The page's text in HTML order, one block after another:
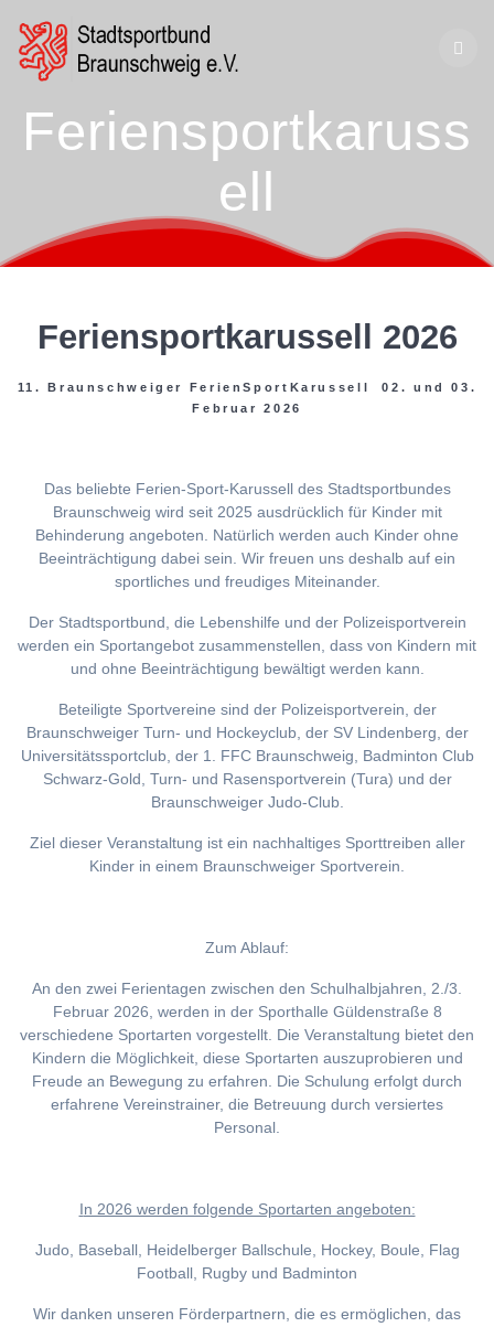
Feriensportkaruss
ell
Feriensportkarussell 2026
11. Braunschweiger FerienSportKarussell 02. und 03.
Februar 2026
Das beliebte Ferien-Sport-Karussell des Stadtsportbundes
Braunschweig wird seit 2025 ausdrücklich für Kinder mit
Behinderung angeboten. Natürlich werden auch Kinder ohne
Beeinträchtigung dabei sein. Wir freuen uns deshalb auf ein
sportliches und freudiges Miteinander.
Der Stadtsportbund, die Lebenshilfe und der Polizeisportverein
werden ein Sportangebot zusammenstellen, dass von Kindern mit
und ohne Beeinträchtigung bewältigt werden kann.
Beteiligte Sportvereine sind der Polizeisportverein, der
Braunschweiger Turn- und Hockeyclub, der SV Lindenberg, der
Universitätssportclub, der 1. FFC Braunschweig, Badminton Club
Schwarz-Gold, Turn- und Rasensportverein (Tura) und der
Braunschweiger Judo-Club.
Ziel dieser Veranstaltung ist ein nachhaltiges Sporttreiben aller
Kinder in einem Braunschweiger Sportverein.
Zum Ablauf:
An den zwei Ferientagen zwischen den Schulhalbjahren, 2./3.
Februar 2026, werden in der Sporthalle Güldenstraße 8
verschiedene Sportarten vorgestellt. Die Veranstaltung bietet den
Kindern die Möglichkeit, diese Sportarten auszuprobieren und
Freude an Bewegung zu erfahren. Die Schulung erfolgt durch
erfahrene Vereinstrainer, die Betreuung durch versiertes
Personal.
In 2026 werden folgende Sportarten angeboten:
Judo, Baseball, Heidelberger Ballschule, Hockey, Boule, Flag
Football, Rugby und Badminton
Wir danken unseren Förderpartnern, die es ermöglichen, das